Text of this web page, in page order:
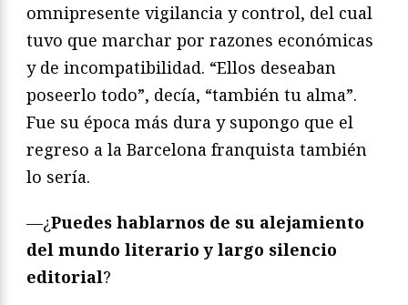
omnipresente vigilancia y control, del cual
tuvo que marchar por razones económicas
y de incompatibilidad. “Ellos deseaban
poseerlo todo”, decía, “también tu alma”.
Fue su época más dura y supongo que el
regreso a la Barcelona franquista también
lo sería.
—¿Puedes hablarnos de su alejamiento
del mundo literario y largo silencio
editorial?